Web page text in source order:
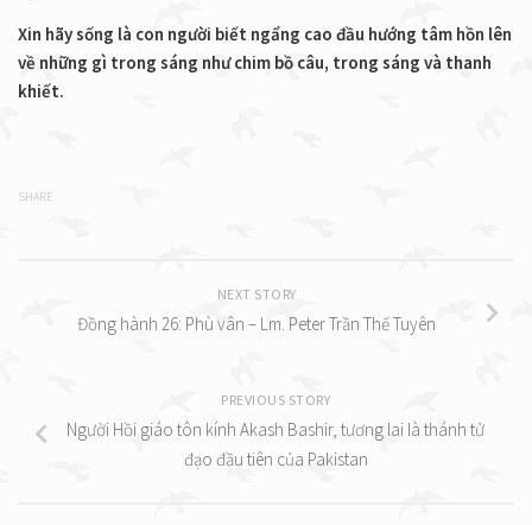
Xin hãy sống là con người biết ngẩng cao đầu hướng tâm hồn lên
về những gì trong sáng như chim bồ câu, trong sáng và thanh
khiết.
SHARE
NEXT STORY
Đồng hành 26: Phù vân – Lm. Peter Trần Thế Tuyên
PREVIOUS STORY
Người Hồi giáo tôn kính Akash Bashir, tương lai là thánh tử
đạo đầu tiên của Pakistan